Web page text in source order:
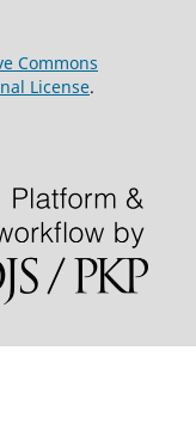
Commons
License.